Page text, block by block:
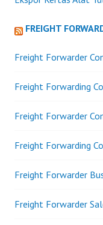
FREIGHT
Freight Forwarder
Freight Forwarding
Freight Forwarder
Freight Forwarding
Freight Forwarder
Freight Forwarder